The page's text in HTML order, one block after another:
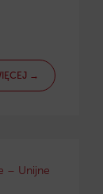
→
– Unijne